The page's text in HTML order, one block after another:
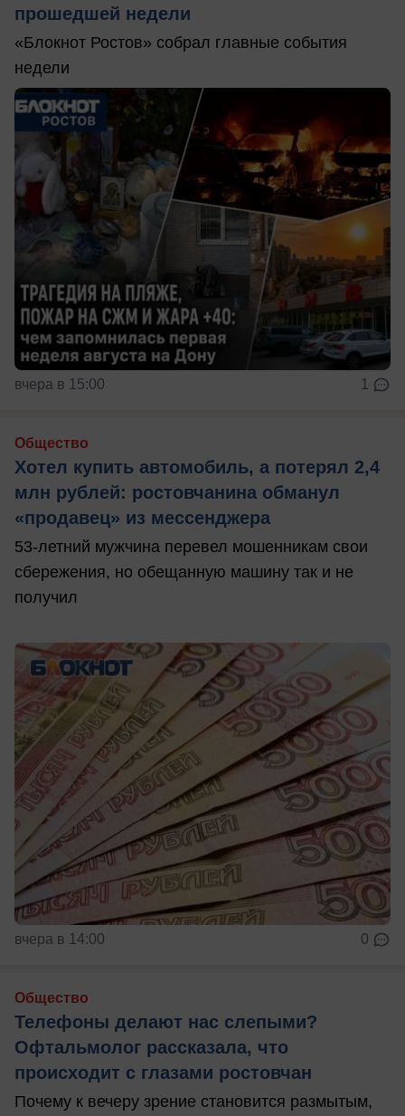
прошедшей недели
«Блокнот Ростов» собрал главные события
недели
вчера в 15:00 1
Общество
Хотел купить автомобиль, а потерял 2,4
млн рублей: ростовчанина обманул
«продавец» из мессенджера
53-летний мужчина перевел мошенникам свои
сбережения, но обещанную машину так и не
получил
вчера в 14:00 0
Общество
Телефоны делают нас слепыми?
Офтальмолог рассказала, что
происходит с глазами ростовчан
Почему к вечеру зрение становится размытым,